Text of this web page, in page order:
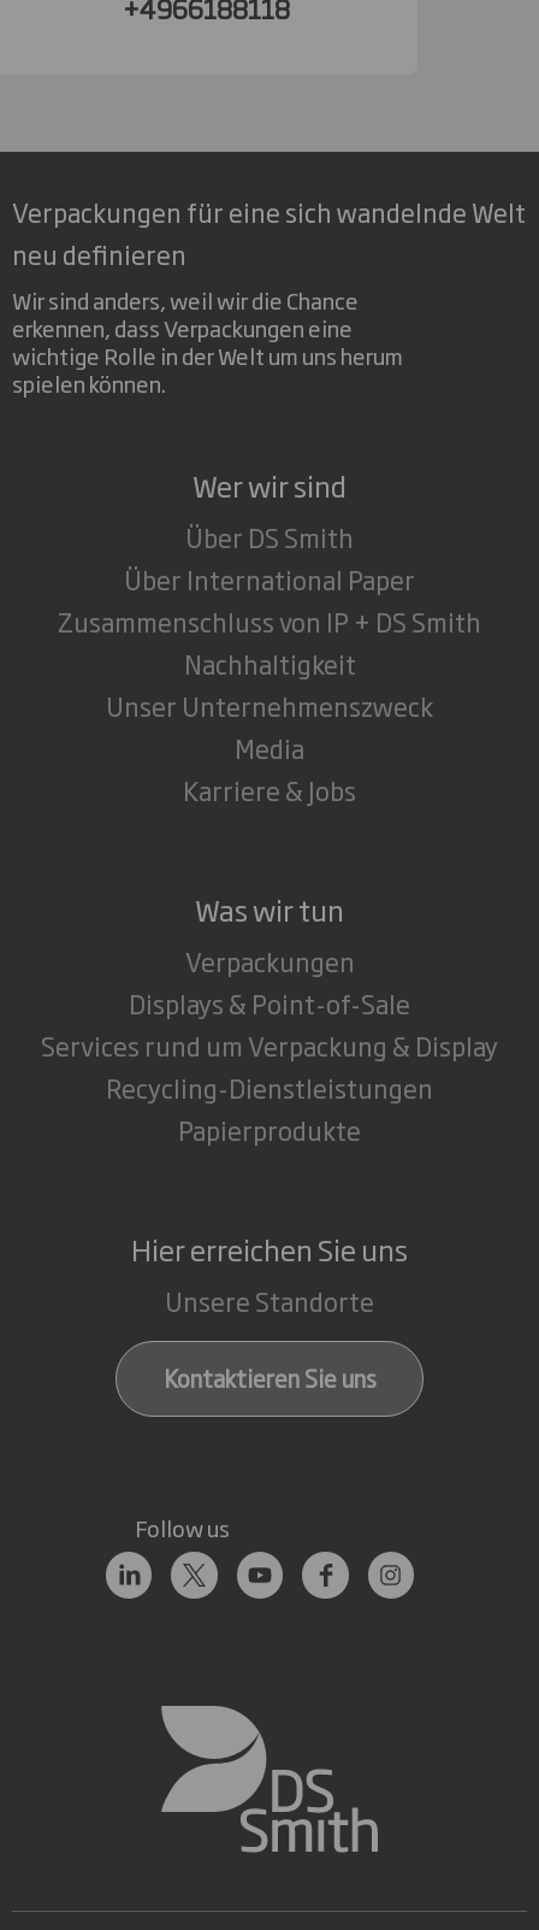
Verpackungen für eine sich wandelnde Welt
neu definieren
Wir sind anders, weil wir die Chance
erkennen, dass Verpackungen eine
wichtige Rolle in der Welt um uns herum
spielen können.
Wer wir sind
Über DS Smith
Über International Paper
Zusammenschluss von IP + DS Smith
Nachhaltigkeit
Unser Unternehmenszweck
Media
Karriere & Jobs
Was wir tun
Verpackungen
Displays & Point-of-Sale
Services rund um Verpackung & Display
Recycling-Dienstleistungen
Papierprodukte
Hier erreichen Sie uns
Unsere Standorte
Kontaktieren Sie uns
Follow us